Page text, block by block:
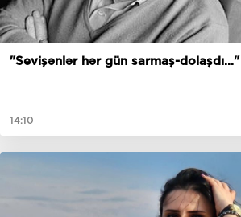
"Sevişənlər hər gün sarmaş-dolaşdı..."
14:10